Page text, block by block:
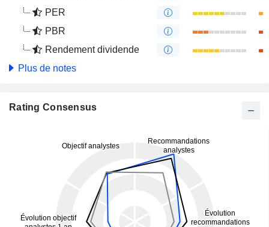
PER
PBR
Rendement dividende
Plus de notes
Rating Consensus